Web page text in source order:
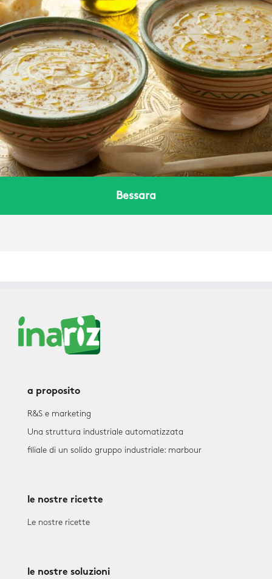
Bessara
a proposito
R&S e marketing
Una struttura industriale automatizzata
filiale di un solido gruppo industriale: marbour
le nostre ricette
Le nostre ricette
le nostre soluzioni